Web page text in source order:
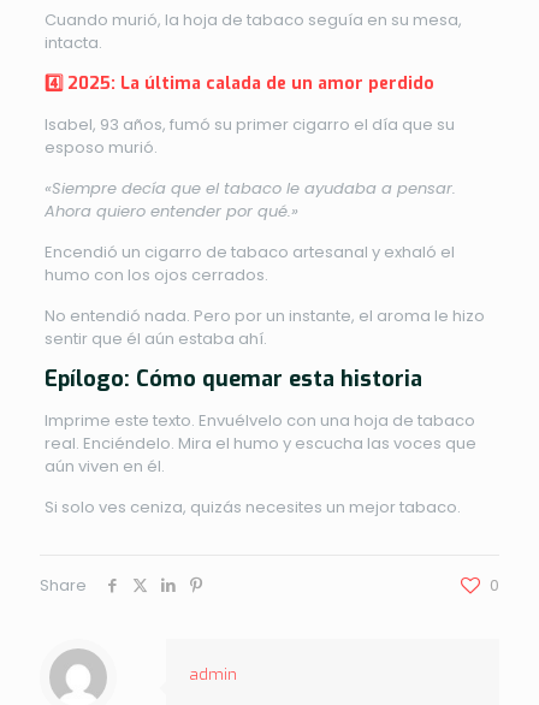
Cuando murió, la hoja de tabaco seguía en su mesa,
intacta.
4️⃣ 2025: La última calada de un amor perdido
Isabel, 93 años, fumó su primer cigarro el día que su
esposo murió.
«Siempre decía que el tabaco le ayudaba a pensar.
Ahora quiero entender por qué.»
Encendió un cigarro de tabaco artesanal y exhaló el
humo con los ojos cerrados.
No entendió nada. Pero por un instante, el aroma le hizo
sentir que él aún estaba ahí.
Epílogo: Cómo quemar esta historia
Imprime este texto. Envuélvelo con una hoja de tabaco
real. Enciéndelo. Mira el humo y escucha las voces que
aún viven en él.
Si solo ves ceniza, quizás necesites un mejor tabaco.
Share 0
admin